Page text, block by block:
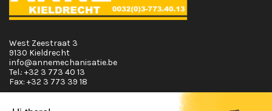
West Zeestraat 3
9130 Kieldrecht
info@annemechanisatie.be
Tel.: +32 3 773 40 13
Fax: +32 3 773 39 18